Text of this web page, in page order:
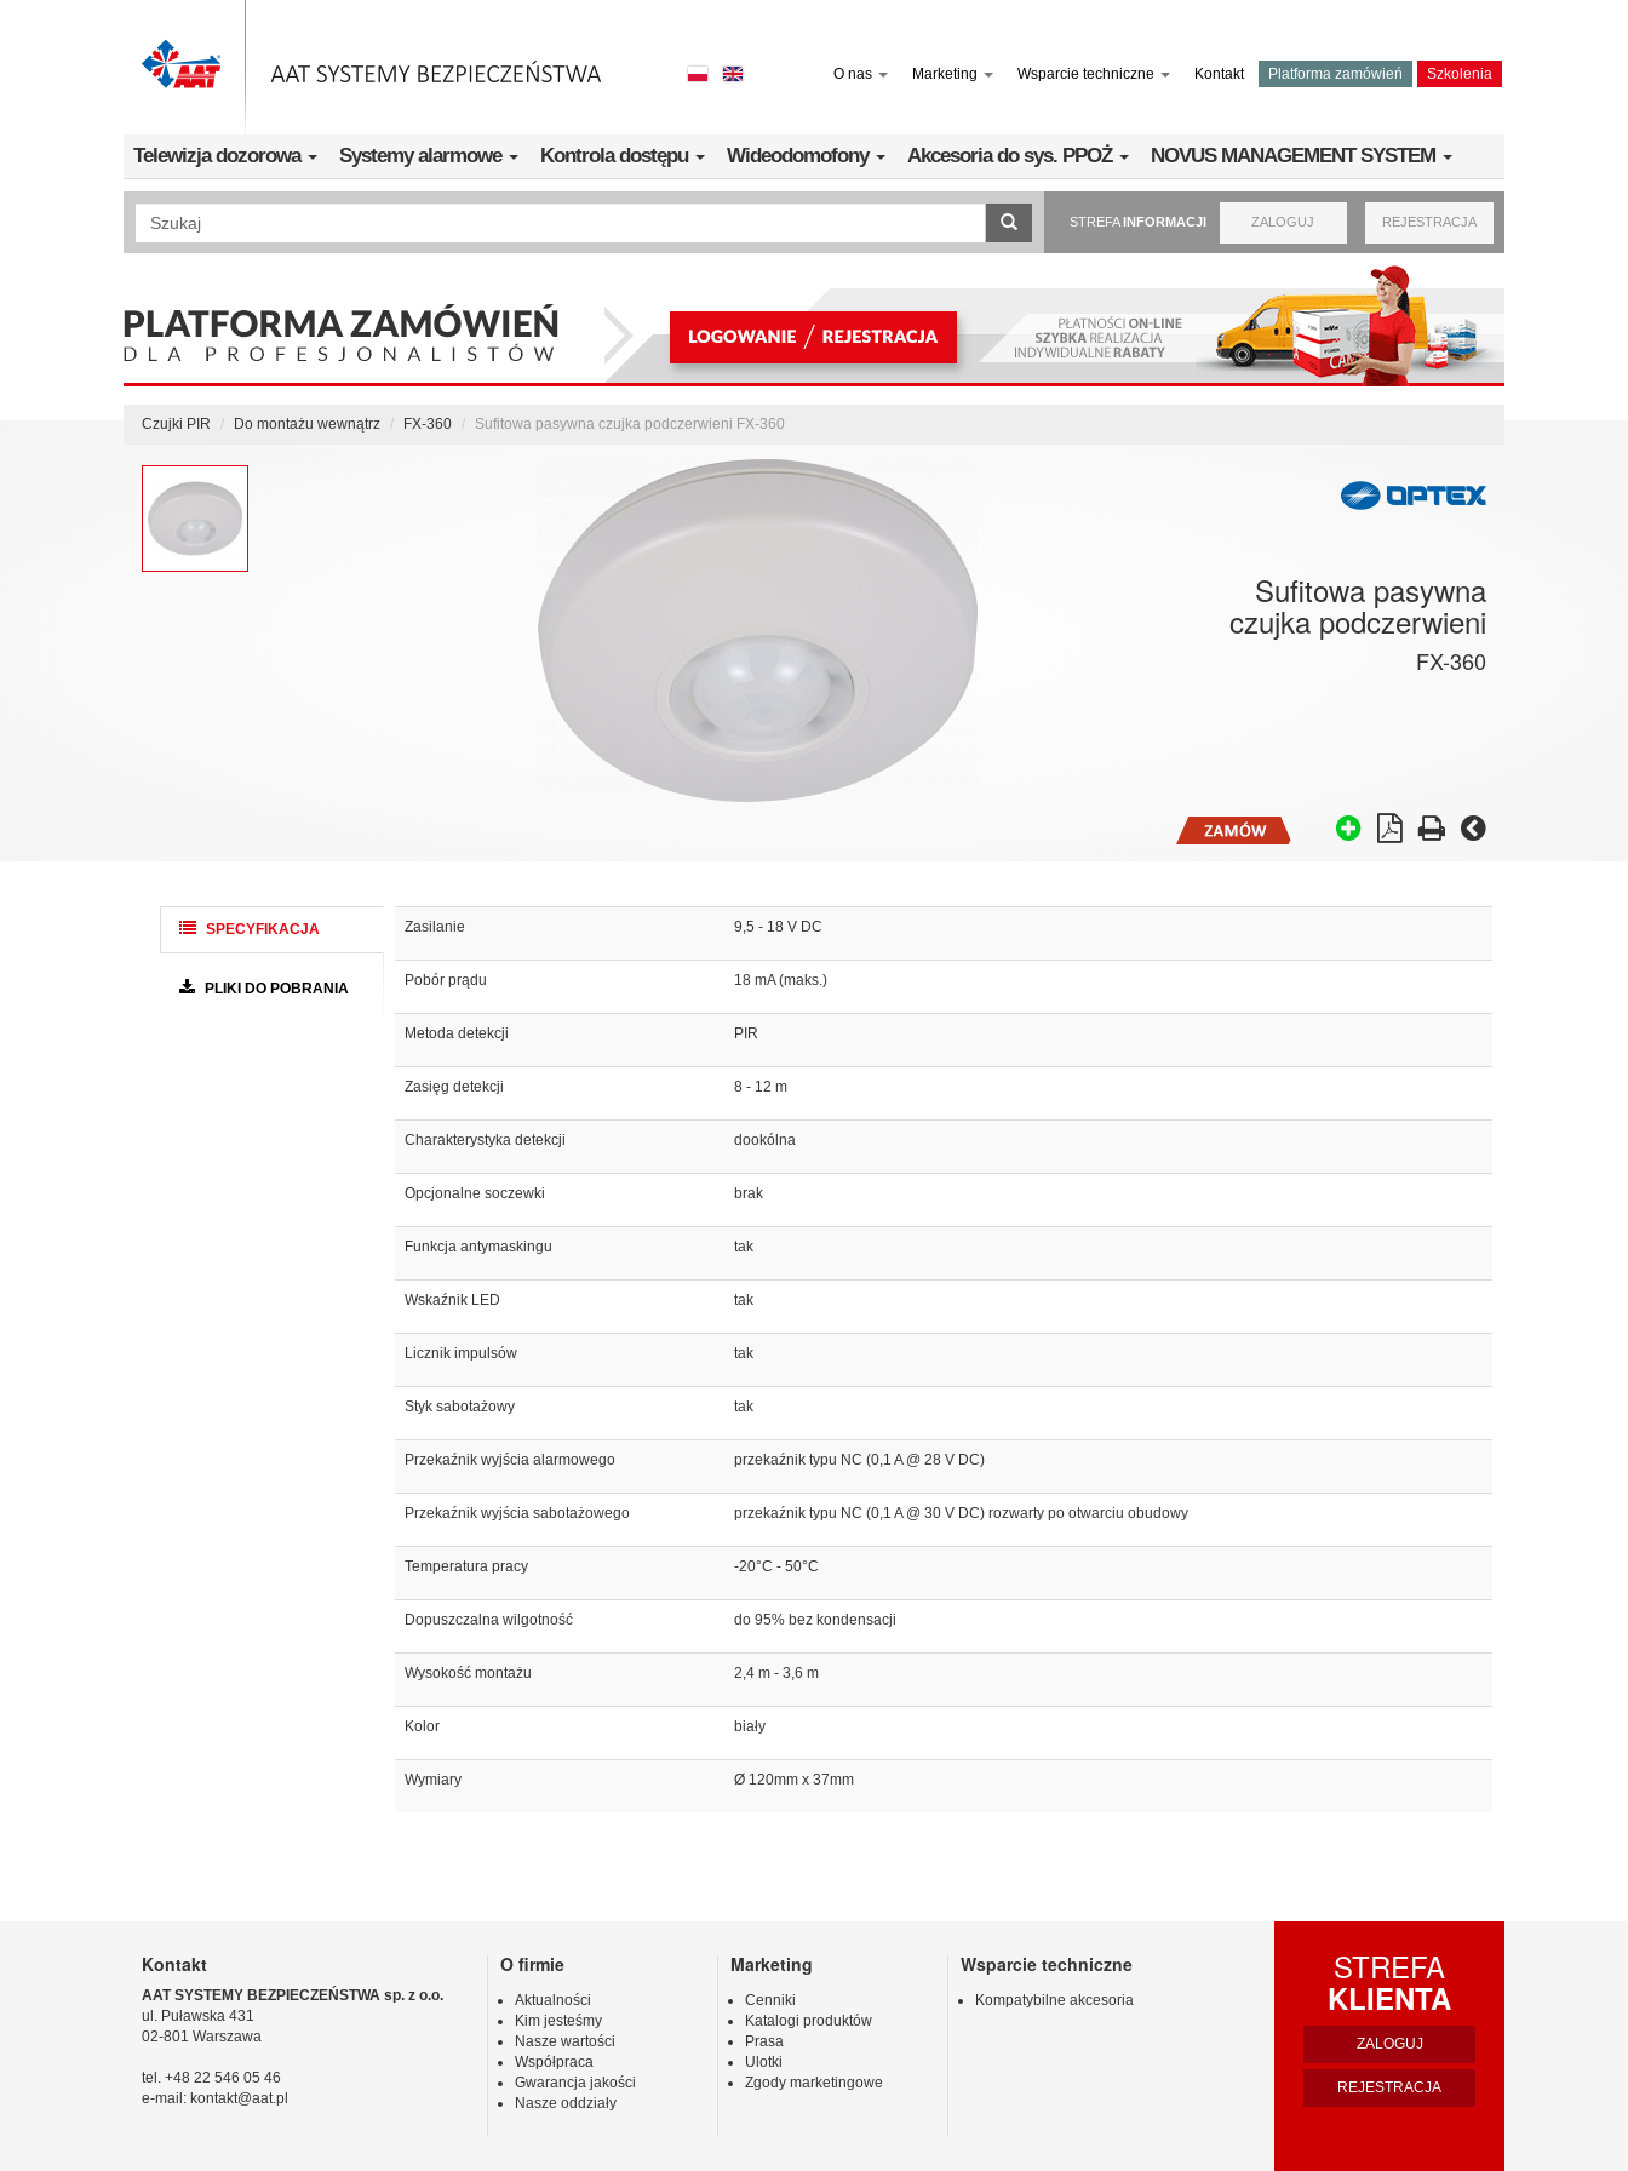
O nas Marketing Wsparcie techniczne Kontakt Platforma zamówień Szkolenia
Telewizja dozorowa Systemy alarmowe Kontrola dostępu Wideodomofony Akcesoria do sys. PPOŻ NOVUS MANAGEMENT SYSTEM
Wyszukiwanie pełnotekstowe STREFAINFORMACJI ZALOGUJ REJESTRACJA
Czujki PIR Do montażu wewnątrz FX-360 Sufitowa pasywna czujka podczerwieni FX-360
Sufitowa pasywna
czujka podczerwieni
FX-360
SPECYFIKACJA
PLIKI DO POBRANIA
Zasilanie 9,5 - 18 V DC
Pobór prądu 18 mA (maks.)
Metoda detekcji PIR
Zasięg detekcji 8 - 12 m
Charakterystyka detekcji dookólna
Opcjonalne soczewki brak
Funkcja antymaskingu tak
Wskaźnik LED tak
Licznik impulsów tak
Styk sabotażowy tak
Przekaźnik wyjścia alarmowego przekaźnik typu NC (0,1 A @ 28 V DC)
Przekaźnik wyjścia sabotażowego przekaźnik typu NC (0,1 A @ 30 V DC) rozwarty po otwarciu obudowy
Temperatura pracy -20°C - 50°C
Dopuszczalna wilgotność do 95% bez kondensacji
Wysokość montażu 2,4 m - 3,6 m
Kolor biały
Wymiary Ø 120mm x 37mm
Kontakt
AAT SYSTEMY BEZPIECZEŃSTWA sp. z o.o.
ul. Puławska 431
02-801 Warszawa
tel. +48 22 546 05 46
e-mail: kontakt@aat.pl
O firmie
Aktualności
Kim jesteśmy
Nasze wartości
Współpraca
Gwarancja jakości
Nasze oddziały
Marketing
Cenniki
Katalogi produktów
Prasa
Ulotki
Zgody marketingowe
Wsparcie techniczne
Kompatybilne akcesoria
STREFA
KLIENTA
ZALOGUJ
REJESTRACJA